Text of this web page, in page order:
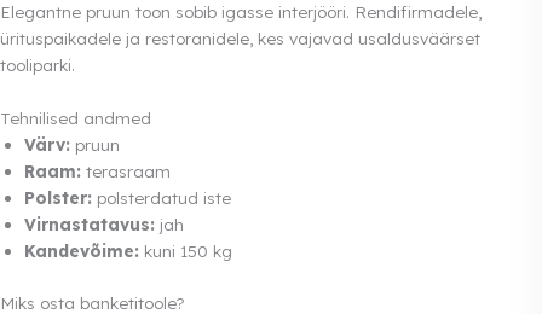
Elegantne pruun toon sobib igasse interjööri. Rendifirmadele,
ürituspaikadele ja restoranidele, kes vajavad usaldusväärset
tooliparki.
Tehnilised andmed
Värv: pruun
Raam: terasraam
Polster: polsterdatud iste
Virnastatavus: jah
Kandevõime: kuni 150 kg
Miks osta banketitoole?